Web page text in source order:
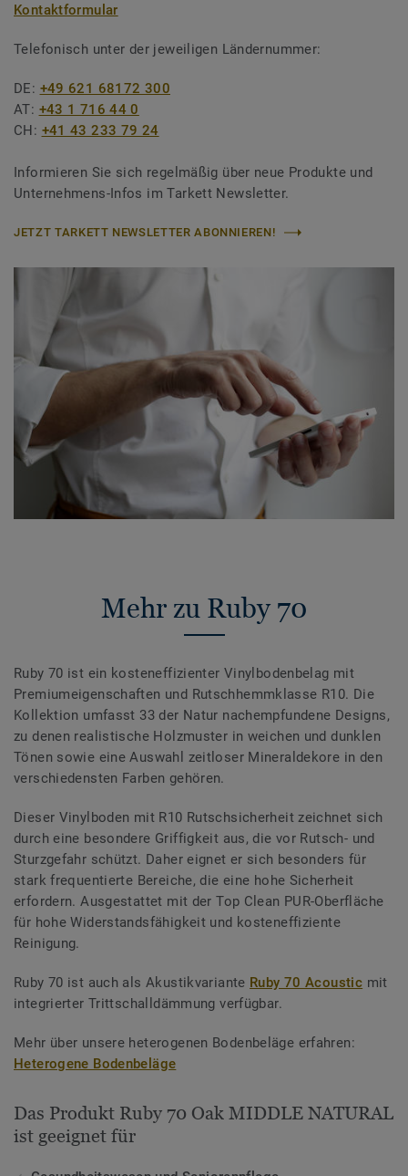
Kontaktformular
Telefonisch unter der jeweiligen Ländernummer:
DE: +49 621 68172 300
AT: +43 1 716 44 0
CH: +41 43 233 79 24
Informieren Sie sich regelmäßig über neue Produkte und
Unternehmens-Infos im Tarkett Newsletter.
JETZT TARKETT NEWSLETTER ABONNIEREN!
Mehr zu Ruby 70
Ruby 70 ist ein kosteneffizienter Vinylbodenbelag mit
Premiumeigenschaften und Rutschhemmklasse R10. Die
Kollektion umfasst 33 der Natur nachempfundene Designs,
zu denen realistische Holzmuster in weichen und dunklen
Tönen sowie eine Auswahl zeitloser Mineraldekore in den
verschiedensten Farben gehören.
Dieser Vinylboden mit R10 Rutschsicherheit zeichnet sich
durch eine besondere Griffigkeit aus, die vor Rutsch- und
Sturzgefahr schützt. Daher eignet er sich besonders für
stark frequentierte Bereiche, die eine hohe Sicherheit
erfordern. Ausgestattet mit der Top Clean PUR-Oberfläche
für hohe Widerstandsfähigkeit und kosteneffiziente
Reinigung.
Ruby 70 ist auch als Akustikvariante Ruby 70 Acoustic mit
integrierter Trittschalldämmung verfügbar.
Mehr über unsere heterogenen Bodenbeläge erfahren:
Heterogene Bodenbeläge
Das Produkt Ruby 70 Oak MIDDLE NATURAL
ist geeignet für